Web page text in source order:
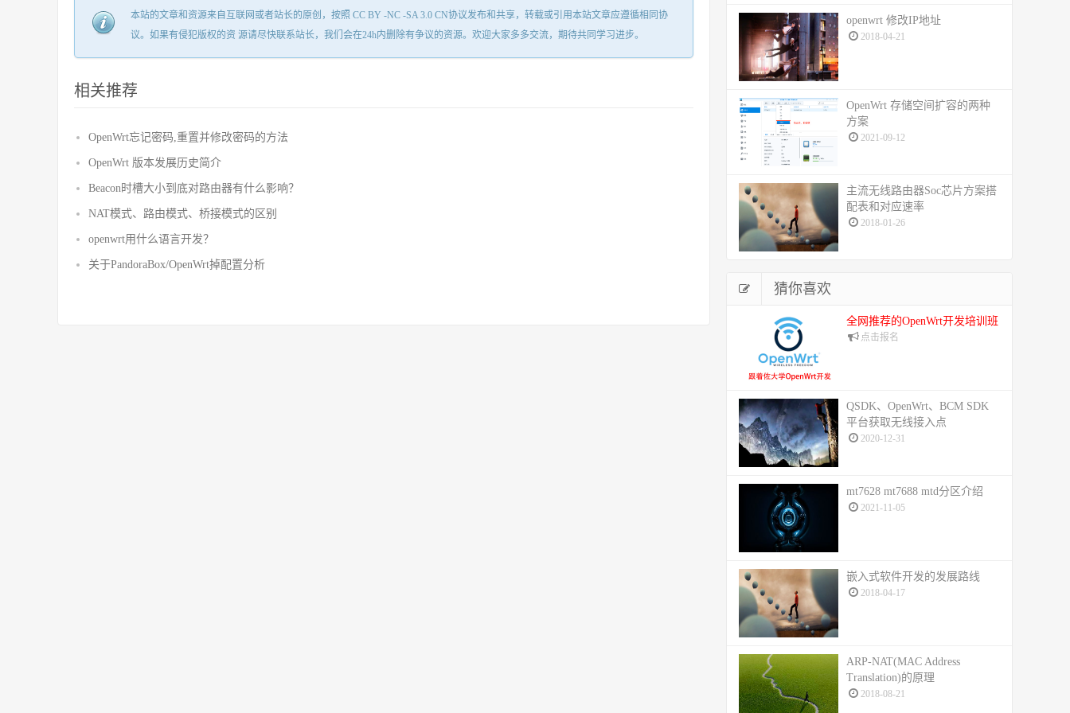
本站的文章和资源来自互联网或者站长的原创，按照 CC BY -NC -SA 3.0 CN协议发布和共享，转载或引用本站文章应遵循相同协
议。如果有侵犯版权的资 源请尽快联系站长，我们会在24h内删除有争议的资源。欢迎大家多多交流，期待共同学习进步。
相关推荐
OpenWrt忘记密码,重置并修改密码的方法
OpenWrt 版本发展历史简介
Beacon时槽大小到底对路由器有什么影响？
NAT模式、路由模式、桥接模式的区别
openwrt用什么语言开发？
关于PandoraBox/OpenWrt掉配置分析
openwrt 修改IP地址
2018-04-21
OpenWrt 存储空间扩容的两种
方案
2021-09-12
主流无线路由器Soc芯片方案搭
配表和对应速率
2018-01-26
猜你喜欢
全网推荐的OpenWrt开发培训班
点击报名
QSDK、OpenWrt、BCM SDK
平台获取无线接入点
2020-12-31
mt7628 mt7688 mtd分区介绍
2021-11-05
嵌入式软件开发的发展路线
2018-04-17
ARP-NAT(MAC Address
Translation)的原理
2018-08-21